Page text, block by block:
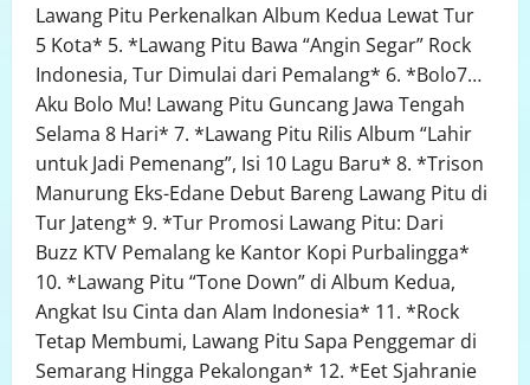
Lawang Pitu Perkenalkan Album Kedua Lewat Tur
5 Kota* 5. *Lawang Pitu Bawa “Angin Segar” Rock
Indonesia, Tur Dimulai dari Pemalang* 6. *Bolo7…
Aku Bolo Mu! Lawang Pitu Guncang Jawa Tengah
Selama 8 Hari* 7. *Lawang Pitu Rilis Album “Lahir
untuk Jadi Pemenang”, Isi 10 Lagu Baru* 8. *Trison
Manurung Eks-Edane Debut Bareng Lawang Pitu di
Tur Jateng* 9. *Tur Promosi Lawang Pitu: Dari
Buzz KTV Pemalang ke Kantor Kopi Purbalingga*
10. *Lawang Pitu “Tone Down” di Album Kedua,
Angkat Isu Cinta dan Alam Indonesia* 11. *Rock
Tetap Membumi, Lawang Pitu Sapa Penggemar di
Semarang Hingga Pekalongan* 12. *Eet Sjahranie